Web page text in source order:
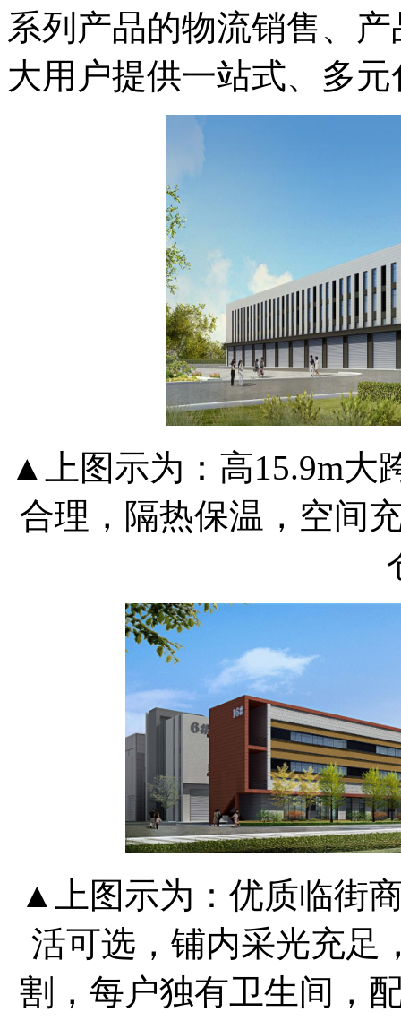
系列产品的物流销售、
大用户提供一站式、多
▲上图示为：高15.9m大
合理，隔热保温，空间
▲上图示为：优质临街
活可选，铺内采光充足
割，每户独有卫生间，